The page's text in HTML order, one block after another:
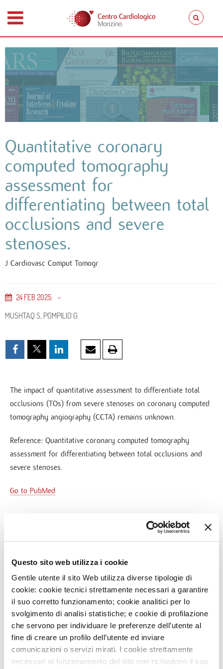
Questo sito web utilizza i cookie
Gentile utente il sito Web utilizza diverse tipologie di
cookie: cookie tecnici strettamente necessari a garantire
il suo corretto funzionamento; cookie analitici per lo
svolgimento di analisi statistiche; e cookie di profilazione
che servono per individuare le preferenze dell’utente al
fine di creare un profilo dell’utente ed inviare
comunicazioni o servizi mirati. I cookie strettamente
necessari al funzionamento del sito non richiedono il suo
Quantitative coronary
computed tomography
assessment for
differentiating between total
occlusions and severe
stenoses.
J Cardiovasc Comput Tomogr
24 FEB 2025
MUSHTAQ S, POMPILIO G.
The impact of quantitative assessment to differentiate total
occlusions (TOs) from severe stenoses on coronary computed
tomography angiography (CCTA) remains unknown.
Reference: Quantitative coronary computed tomography
assessment for differentiating between total occlusions and
severe stenoses.
Go to PubMed
NEWS
16FEB
DISCOVER MONZINO' TRAINING SEASON 2020 IN
CARDIOVASCULAR IMAGING
THE MULTI-CENTRIC ONYX ONE STUDY FOR BETTER
PROTECTION OF HIGH RISK OF BLEEDING CV
PATIENTS